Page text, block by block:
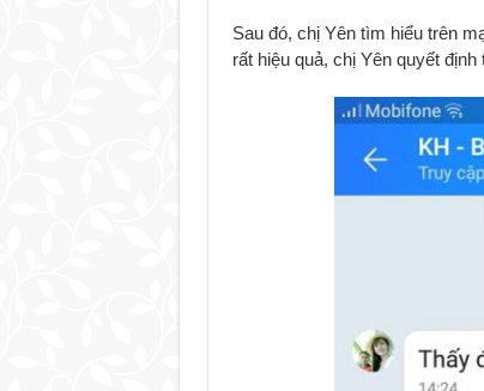
Sau đó, chị Yên tìm hiểu trên
rất hiệu quả, chị Yên quyết